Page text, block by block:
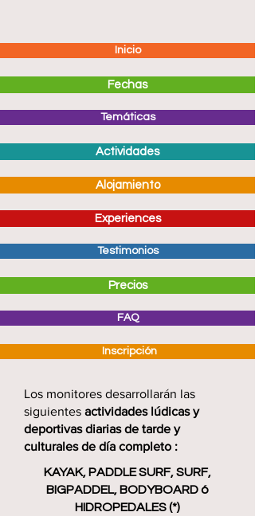
Los monitores desarrollarán las
siguientes actividades lúdicas y
deportivas diarias de tarde y
culturales de día completo :
KAYAK, PADDLE SURF, SURF,
BIGPADDEL, BODYBOARD ó
HIDROPEDALES (*)
Inicio
Fechas
Temáticas
Actividades
Alojamiento
Experiences
Testimonios
Precios
FAQ
Inscripción